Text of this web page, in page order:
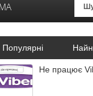
Популярні
Не працює